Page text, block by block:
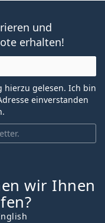
und
erhalten!
hierzu gelesen. Ich bin
einverstanden
wir Ihnen